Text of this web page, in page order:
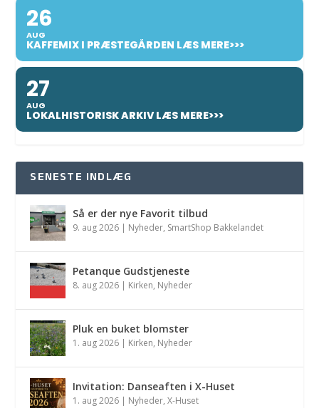
26
AUG
KAFFEMIX I PRÆSTEGÅRDEN LÆS MERE>>>
27
AUG
LOKALHISTORISK ARKIV LÆS MERE>>>
SENESTE INDLÆG
Så er der nye Favorit tilbud
9. aug 2026 | Nyheder, SmartShop Bakkelandet
Petanque Gudstjeneste
8. aug 2026 | Kirken, Nyheder
Pluk en buket blomster
1. aug 2026 | Kirken, Nyheder
Invitation: Danseaften i X-Huset
1. aug 2026 | Nyheder,X-Huset